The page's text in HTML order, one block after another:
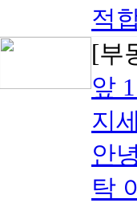
적
[부
앞
지
안
탁